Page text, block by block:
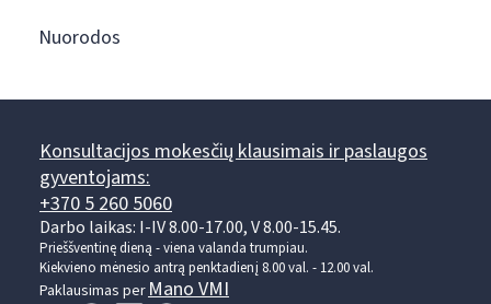
Nuorodos
Konsultacijos mokesčių klausimais ir paslaugos
gyventojams:
+370 5 260 5060
Darbo laikas: I-IV 8.00-17.00, V 8.00-15.45.
Prieššventinę dieną - viena valanda trumpiau.
Kiekvieno mėnesio antrą penktadienį 8.00 val. - 12.00 val.
Paklausimas perMano VMI